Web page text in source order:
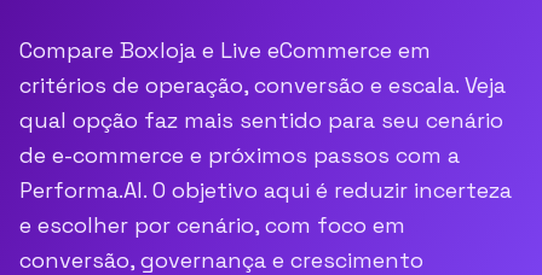
Compare Boxloja e Live eCommerce em
critérios de operação, conversão e escala. Veja
qual opção faz mais sentido para seu cenário
de e-commerce e próximos passos com a
Performa.AI. O objetivo aqui é reduzir incerteza
e escolher por cenário, com foco em
conversão, governança e crescimento